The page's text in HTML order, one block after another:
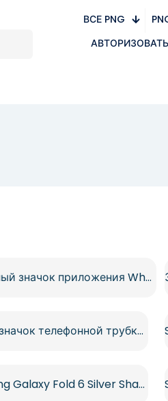
ВСЕ PNG
Зеленый значок приложения WhatsApp 3D с символом телефона (бесплатно в формате PNG)
Синий значок телефонной трубки в круглой рамке (бесплатный PNG)
Samsung Galaxy Fold 6 Silver Shadow Бесплатный PNG